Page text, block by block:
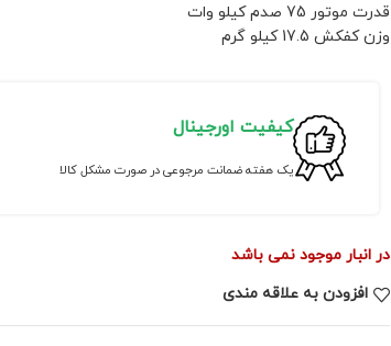
قدرت موتور 75 صدم کیلو وات
وزن کفکش 17.5 کیلو گرم
کیفیت اورجینال
یک هفته ضمانت مرجوعی در صورت مشکل کالا
در انبار موجود نمی باشد
افزودن به علاقه مندی